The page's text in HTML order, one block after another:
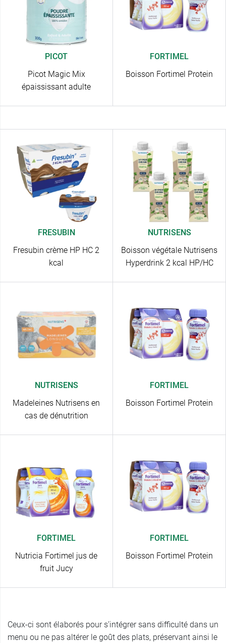
PICOT
Picot Magic Mix
épaississant adulte
FORTIMEL
Boisson Fortimel Protein
FRESUBIN
Fresubin crème HP HC 2
kcal
NUTRISENS
Boisson végétale Nutrisens
Hyperdrink 2 kcal HP/HC
NUTRISENS
Madeleines Nutrisens en
cas de dénutrition
FORTIMEL
Boisson Fortimel Protein
FORTIMEL
Nutricia Fortimel jus de
fruit Jucy
FORTIMEL
Boisson Fortimel Protein
Ceux-ci sont élaborés pour s’intégrer sans difficulté dans un
menu ou ne pas altérer le goût des plats, préservant ainsi le